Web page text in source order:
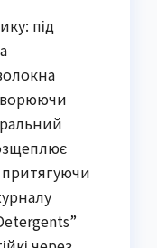
під